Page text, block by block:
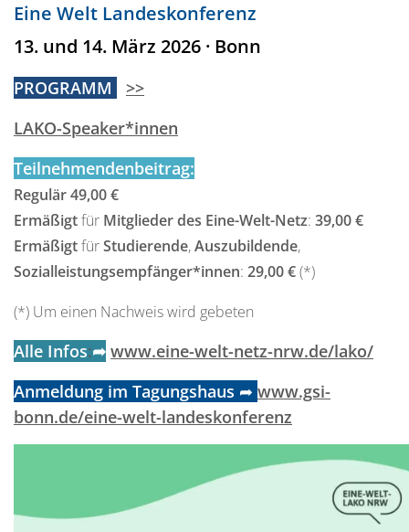
Eine Welt Landeskonferenz
13. und 14. März 2026 · Bonn
PROGRAMM
>>
LAKO-Speaker*innen
Teilnehmendenbeitrag:
Regulär 49,00 €
Ermäßigtfür Mitglieder des Eine-Welt-Netz: 39,00 €
ErmäßigtfürStudierende,Auszubildende,
Sozialleistungsempfänger*innen: 29,00 €(*)
(*) Um einen Nachweis wird gebeten
Alle Infos:➦ www.eine-welt-netz-nrw.de/lako/
Anmeldung im Tagungshaus ➦ www.gsi-
bonn.de/eine-welt-landeskonferenz